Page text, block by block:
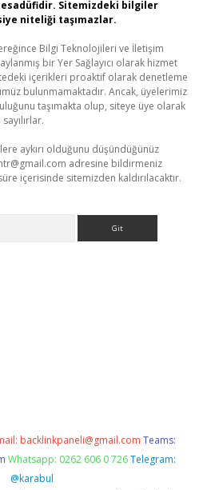
Sitemizdeki bilgiler
niteliği taşımazlar.
Bilgi Teknolojileri ve İletişim
bir Yer Sağlayıcı olarak hizmet
içerikleri proaktif olarak denetleme
bulunmamaktadır. Ancak, üyelerimiz
taşımakta olup, siteye üye olarak
aykırı olduğunu düşündüğünüz
adresine bildirmeniz
içerisinde sitemizden kaldırılacaktır.
backlinkpaneli@gmail.com Teams:
Whatsapp: 0262 606 0 726 Telegram:
@karabul